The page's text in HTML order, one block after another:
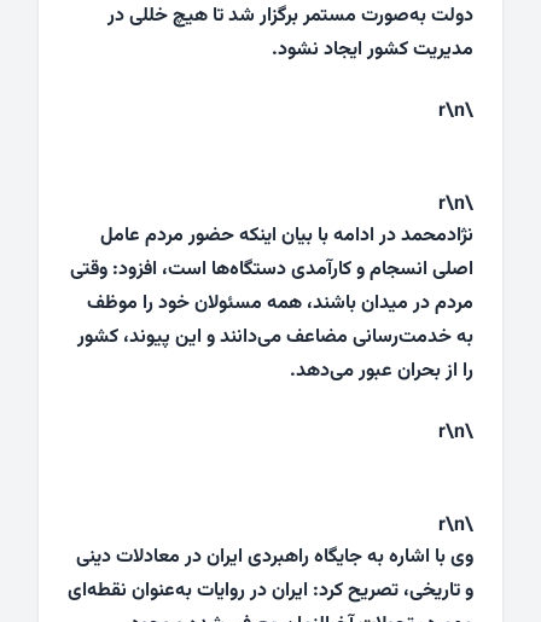
دولت به‌صورت مستمر برگزار شد تا هیچ خللی در
مدیریت کشور ایجاد نشود.
\r\n
\r\n
نژادمحمد در ادامه با بیان اینکه حضور مردم عامل
اصلی انسجام و کارآمدی دستگاه‌ها است، افزود: وقتی
مردم در میدان باشند، همه مسئولان خود را موظف
به خدمت‌رسانی مضاعف می‌دانند و این پیوند، کشور
را از بحران عبور می‌دهد.
\r\n
\r\n
وی با اشاره به جایگاه راهبردی ایران در معادلات دینی
و تاریخی، تصریح کرد: ایران در روایات به‌عنوان نقطه‌ای